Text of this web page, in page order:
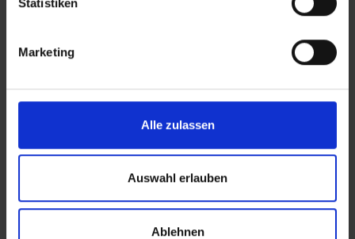
Marketing
Alle zulassen
Auswahl erlauben
Ablehnen